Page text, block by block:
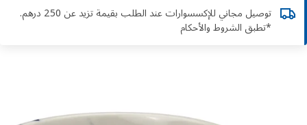
توصيل مجاني للإكسسوارات عند الطلب بقيمة تزيد عن 250 درهم.
*تطبق الشروط والأحكام